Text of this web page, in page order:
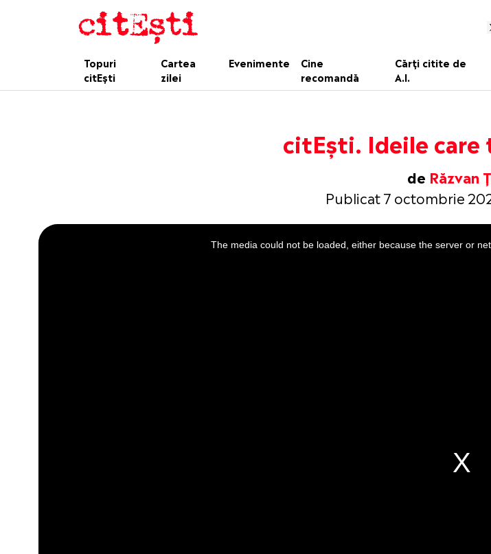
Topuri
citEști
Cartea
zilei
Evenimente
Cine
recomandă
Cărți citite de
A.I.
citEști. Ideile care
de Răzvan
Publicat 7 octombrie
This
is
a
The media could not be loaded, either because the server or